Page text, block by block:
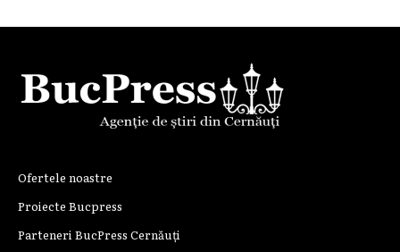
Ofertele noastre
Proiecte Bucpress
Parteneri BucPress Cernăuți